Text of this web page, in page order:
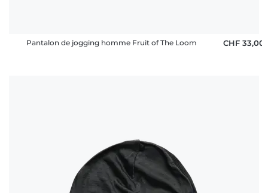
Pantalon de jogging homme Fruit of The Loom CHF 33,00